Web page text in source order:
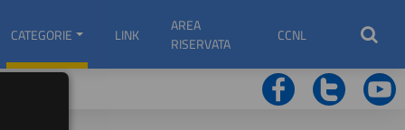
CATEGORIE LINK
AREA
RISERVATA
CCNL